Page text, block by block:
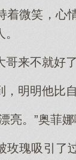
着微笑，心
哥来不就好
，明明他比
亮。”奥菲
玫瑰吸引了